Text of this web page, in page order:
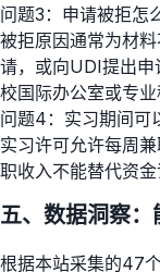
问题3：申请被拒怎
被拒原因通常为材
请，或向UDI提出
校国际办公室或专业
问题4：实习期间可
实习许可允许每周
职收入不能替代资金
五、数据洞察
根据本站采集的47